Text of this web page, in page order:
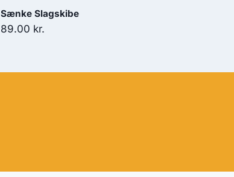
oprindelige
Sænke Slagskibe
89.00 kr.